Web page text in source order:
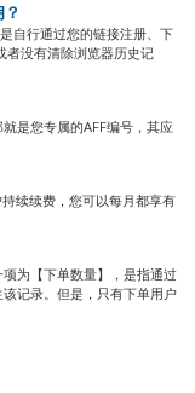
自行通过您的链接注册、下
者没有清除浏览器历史记
是您专属的AFF编号，其应
续续费，您可以每月都享有
为【下单数量】，是指通过
记录。但是，只有下单用户